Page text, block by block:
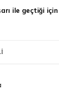
ile geçtiği
3 iş günü içinde
varsa,
dikkate